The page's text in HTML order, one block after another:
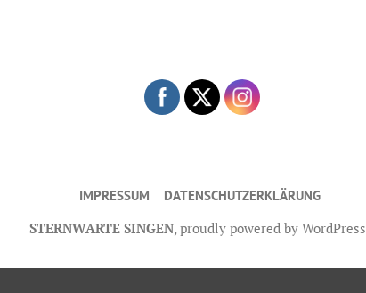
IMPRESSUM DATENSCHUTZERKLÄRUNG
STERNWARTE SINGEN, proudly powered by WordPress